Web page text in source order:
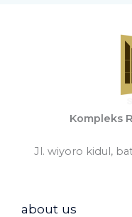
Kompleks
Jl. wiyoro kidul,
about us